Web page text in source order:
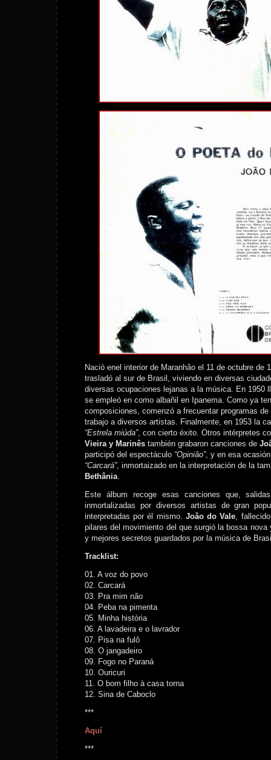
Nació enel interior de Maranhâo el 11 de octubre de
trasladó al sur de Brasil, viviendo en diversas
diversas ocupaciones lejanas a la música. En 1950
se empleó en como albañil en Ipanema. Como ya
composiciones, comenzó a frecuentar programas
trabajo a diversos artistas. Finalmente, en 1953 la
“Estrela miúda”, con cierto éxito. Otros intérpretes
Vieira y Marinês también grabaron canciones de
participó del espectáculo “Opiniâo”, y en esa
“Carcará”, inmortaizado en la interpretación de la
Bethânia.
Este álbum recoge esas canciones que,
inmortalizadas por diversos artistas de gran
interpretadas por él mismo. Joâo do Vale,
pilares del movimiento del que surgió la bossa
y mejores secretos guardados por la música de
Tracklist:
01. A voz do povo
02. Carcará
03. Pra mim não
04. Peba na pimenta
05. Minha história
06. A lavadeira e o lavrador
07. Pisa na fulô
08. O jangadeiro
09. Fogo no Paraná
10. Ouricuri
11. O bom filho à casa torna
12. Sina de Caboclo
***
Aquí
***